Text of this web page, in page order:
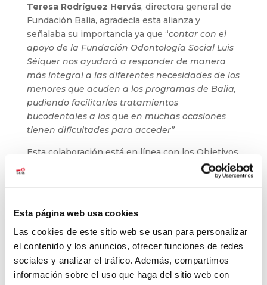
Esta página web usa cookies
Las cookies de este sitio web se usan para personalizar
el contenido y los anuncios, ofrecer funciones de redes
sociales y analizar el tráfico. Además, compartimos
información sobre el uso que haga del sitio web con
Teresa Rodríguez Hervás, directora general de
Fundación Balia, agradecía esta alianza y
señalaba su importancia ya que “contar con el
apoyo de la Fundación Odontología Social Luis
Séiquer nos ayudará a responder de manera
más integral a las diferentes necesidades de los
menores que acuden a los programas de Balia,
pudiendo facilitarles tratamientos
bucodentales a los que en muchas ocasiones
tienen dificultades para acceder”
Esta colaboración está en línea con los Objetivos
de Desarrollo Sostenible de las Naciones Unidas,
concretamente, con el ODS 3 (Salud y bienestar)
metas propuestas para el 2030).
Si piensas que puedes colaborar también con
Balia, puedes contactarnosaquí .